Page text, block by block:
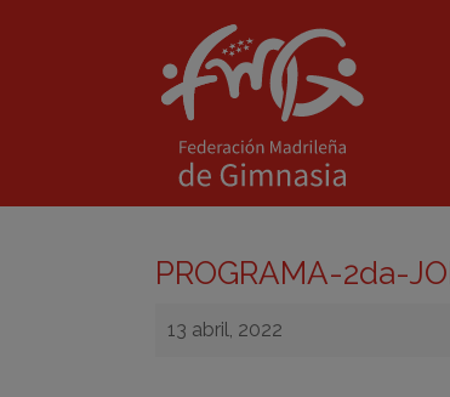
PROGRAMA-2da-
13 abril, 2022